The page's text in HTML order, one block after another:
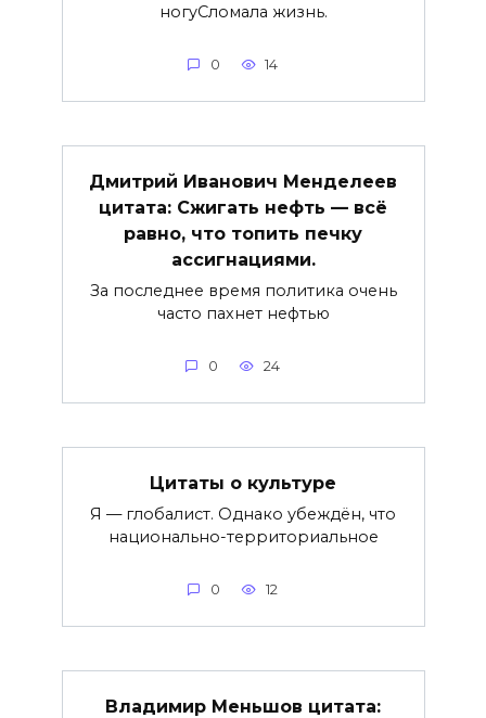
ногуСломала жизнь.
0 14
Дмитрий Иванович Менделеев
цитата: Сжигать нефть — всё
равно, что топить печку
ассигнациями.
За последнее время политика очень
часто пахнет нефтью
0 24
Цитаты о культуре
Я — глобалист. Однако убеждён, что
национально-территориальное
0 12
Владимир Меньшов цитата: